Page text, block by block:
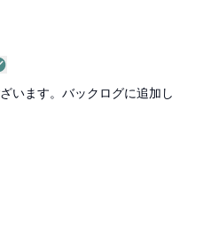
います。バックログに追加し